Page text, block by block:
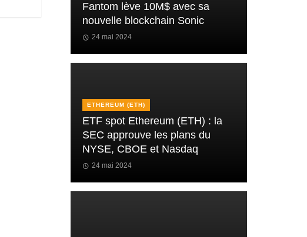
Fantom lève 10M$ avec sa
nouvelle blockchain Sonic
24 mai 2024
ETHEREUM (ETH)
ETF spot Ethereum (ETH) : la
SEC approuve les plans du
NYSE, CBOE et Nasdaq
24 mai 2024